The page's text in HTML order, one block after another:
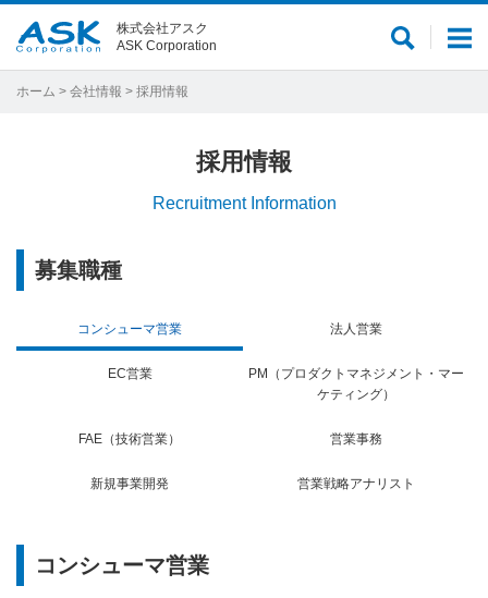
メ
サ
株式会社アスク
ASK Corporation
ホーム > 会社情報 > 採用情報
採用情報
Recruitment Information
募集職種
コンシューマ営業 法人営業
EC営業
PM（プロダクトマネジメント・マー
ケティング）
FAE（技術営業） 営業事務
新規事業開発 営業戦略アナリスト
コンシューマ営業